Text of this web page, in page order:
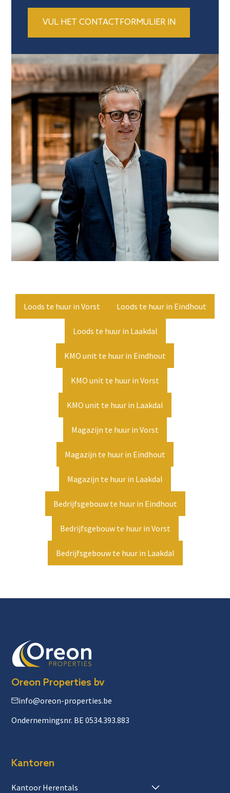
VUL HET CONTACTFORMULIER IN
Loods te huur in Vorst Loods te huur in Eindhout
Loods te huur in Laakdal
KMO unit te huur in Eindhout
KMO unit te huur in Vorst
KMO unit te huur in Laakdal
Magazijn te huur in Vorst
Magazijn te huur in Eindhout
Magazijn te huur in Laakdal
Bedrijfsgebouw te huur in Eindhout
Bedrijfsgebouw te huur in Vorst
Bedrijfsgebouw te huur in Laakdal
Oreon Properties bv
info@oreon-properties.be
Ondernemingsnr. BE 0534.393.883
Kantoren
Kantoor Herentals